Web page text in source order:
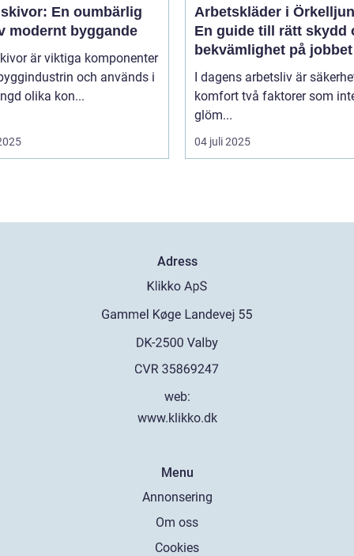
En oumbärlig
modernt byggande
är viktiga komponenter
och används i
olika kon...
Arbetskläder i
En guide till rätt skydd
bekvämlighet på jobbet
I dagens arbetsliv är
komfort två faktorer som
glöm...
04 juli 2025
Adress
web:
www.klikko.dk
Menu
Annonsering
Om oss
Cookies